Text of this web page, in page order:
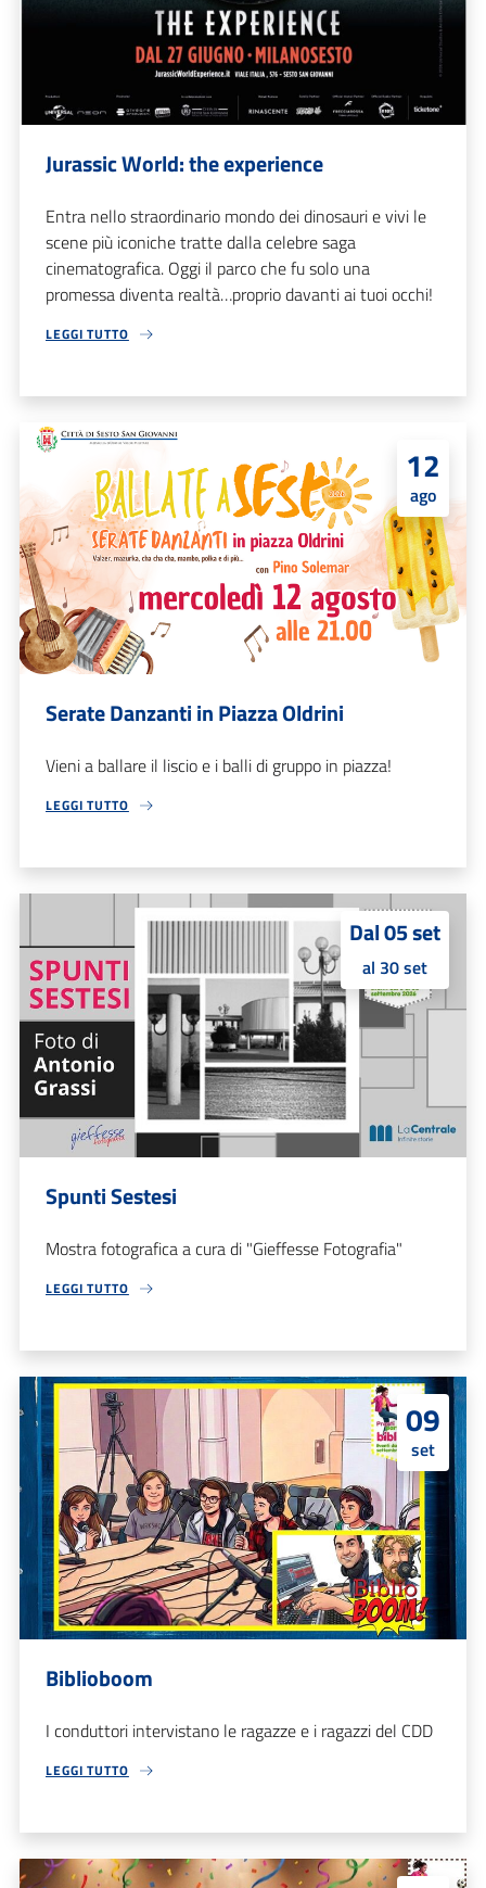
Jurassic World: the experience
Entra nello straordinario mondo dei dinosauri e vivi le
scene più iconiche tratte dalla celebre saga
cinematografica. Oggi il parco che fu solo una
promessa diventa realtà…proprio davanti ai tuoi occhi!
LEGGI TUTTO
12
ago
Serate Danzanti in Piazza Oldrini
Vieni a ballare il liscio e i balli di gruppo in piazza!
LEGGI TUTTO
Dal 05 set
al 30 set
Spunti Sestesi
Mostra fotografica a cura di "Gieffesse Fotografia"
LEGGI TUTTO
09
set
Biblioboom
I conduttori intervistano le ragazze e i ragazzi del CDD
LEGGI TUTTO